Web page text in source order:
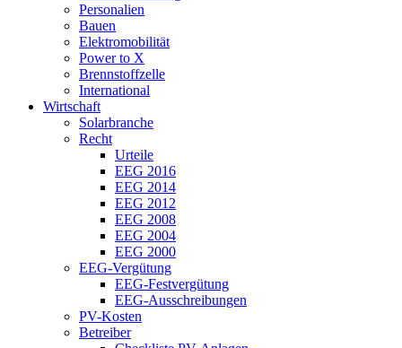
Personalien
Bauen
Elektromobilität
Power to X
Brennstoffzelle
International
Wirtschaft
Solarbranche
Recht
Urteile
EEG 2016
EEG 2014
EEG 2012
EEG 2008
EEG 2004
EEG 2000
EEG-Vergütung
EEG-Festvergütung
EEG-Ausschreibungen
PV-Kosten
Betreiber